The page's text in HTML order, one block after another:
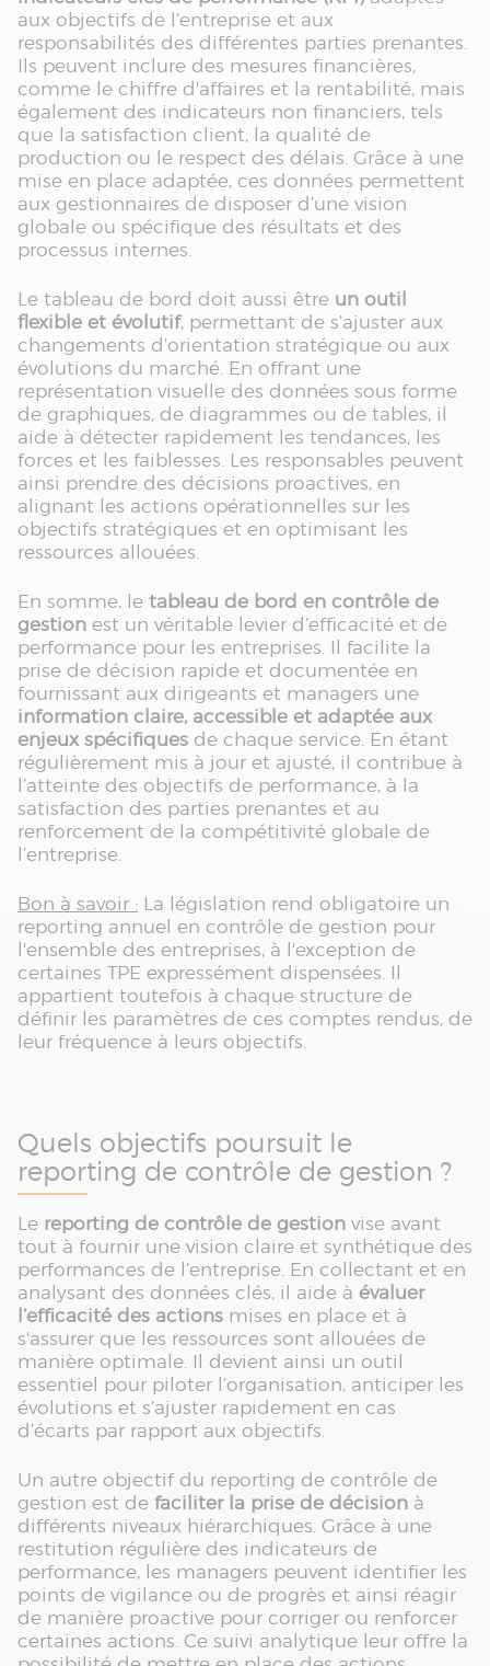
aux objectifs de l’entreprise et aux
responsabilités des différentes parties prenantes.
Ils peuvent inclure des mesures financières,
comme le chiffre d'affaires et la rentabilité, mais
également des indicateurs non financiers, tels
que la satisfaction client, la qualité de
production ou le respect des délais. Grâce à une
mise en place adaptée, ces données permettent
aux gestionnaires de disposer d’une vision
globale ou spécifique des résultats et des
processus internes.
Le tableau de bord doit aussi être un outil
flexible et évolutif, permettant de s’ajuster aux
changements d’orientation stratégique ou aux
évolutions du marché. En offrant une
représentation visuelle des données sous forme
de graphiques, de diagrammes ou de tables, il
aide à détecter rapidement les tendances, les
forces et les faiblesses. Les responsables peuvent
ainsi prendre des décisions proactives, en
alignant les actions opérationnelles sur les
objectifs stratégiques et en optimisant les
ressources allouées.
En somme, le tableau de bord en contrôle de
gestion est un véritable levier d’efficacité et de
performance pour les entreprises. Il facilite la
prise de décision rapide et documentée en
fournissant aux dirigeants et managers une
information claire, accessible et adaptée aux
enjeux spécifiques de chaque service. En étant
régulièrement mis à jour et ajusté, il contribue à
l’atteinte des objectifs de performance, à la
satisfaction des parties prenantes et au
renforcement de la compétitivité globale de
l’entreprise.
Bon à savoir : La législation rend obligatoire un
reporting annuel en contrôle de gestion pour
l'ensemble des entreprises, à l'exception de
certaines TPE expressément dispensées. Il
appartient toutefois à chaque structure de
définir les paramètres de ces comptes rendus, de
leur fréquence à leurs objectifs.
Quels objectifs poursuit le
reporting de contrôle de gestion ?
Le reporting de contrôle de gestion vise avant
tout à fournir une vision claire et synthétique des
performances de l’entreprise. En collectant et en
analysant des données clés, il aide à évaluer
l’efficacité des actions mises en place et à
s'assurer que les ressources sont allouées de
manière optimale. Il devient ainsi un outil
essentiel pour piloter l’organisation, anticiper les
évolutions et s’ajuster rapidement en cas
d’écarts par rapport aux objectifs.
Un autre objectif du reporting de contrôle de
gestion est de faciliter la prise de décision à
différents niveaux hiérarchiques. Grâce à une
restitution régulière des indicateurs de
performance, les managers peuvent identifier les
points de vigilance ou de progrès et ainsi réagir
de manière proactive pour corriger ou renforcer
certaines actions. Ce suivi analytique leur offre la